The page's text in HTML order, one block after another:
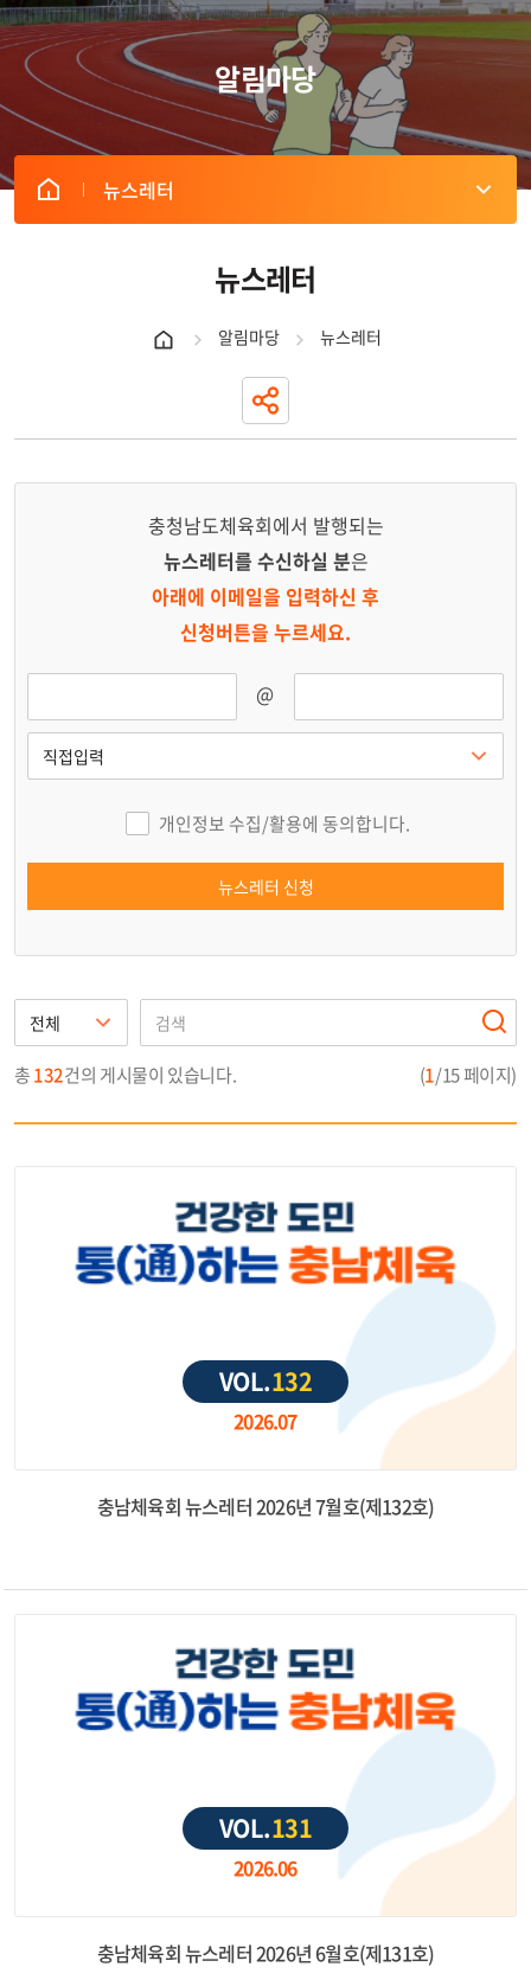
알림마당
뉴스레터
뉴스레터
알림마당 뉴스레터
충청남도체육회에서 발행되는
뉴스레터를 수신하실 분은
아래에 이메일을 입력하신 후
신청버튼을 누르세요.
@
뉴스레터 신청
개인정보 수집/활용에 동의합니다.
총132건의 게시물이 있습니다. (1/15 페이지)
VOL.132
2026.07
충남체육회 뉴스레터 2026년 7월호(제132호)
VOL.131
2026.06
충남체육회 뉴스레터 2026년 6월호(제131호)